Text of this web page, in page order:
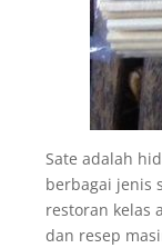
Sate adalah
berbagai jenis
restoran kelas
dan resep